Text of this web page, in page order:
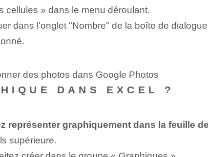
cellules » dans le menu déroulant.
dans l'onglet "Nombre" de la boîte de
des photos dans Google Photos
DANS EXCEL ?
représenter graphiquement dans la feuille
supérieure.